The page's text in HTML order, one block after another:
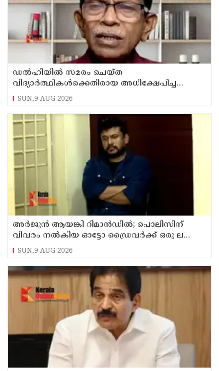
ഡൽഹിയിൽ സമരം ചെയ്ത
വിദ്യാർത്ഥികൾക്കെതിരായ അധിക്ഷേപിച്ച
കേസില്‍ സംഘപരിവാർ സഹയാത്രികൻ ടി ജി
മോഹന്‍ദാസ് കസ്റ്റഡിയിൽ
SUN,9 AUG 2026
അര്‍ജുന്‍ ആയങ്കി റിമാന്‍ഡില്‍; പൊലിസിന്
വിവരം നൽകിയ ഓട്ടോ ഡ്രൈവർക്ക് ഒരു ലക്ഷം
പാരിതോഷികം നൽകുമെന്ന് മന്ത്രി
SUN,9 AUG 2026